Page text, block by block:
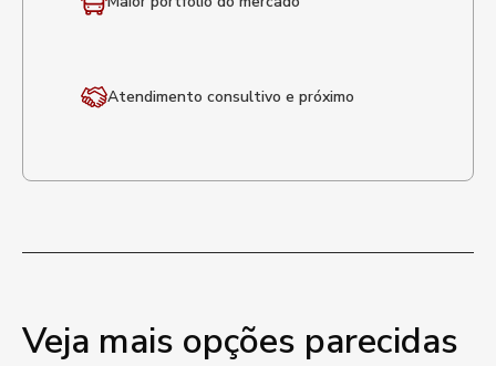
Atendimento consultivo e próximo
Veja mais opções parecidas